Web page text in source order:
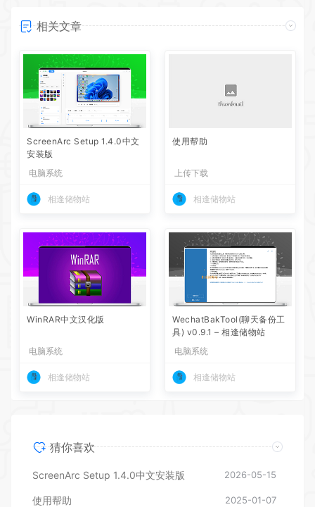
相关文章
ScreenArc Setup 1.4.0中文
安装版
电脑系统
相逢储物站
使用帮助
上传下载
相逢储物站
WinRAR中文汉化版
电脑系统
相逢储物站
WechatBakTool(聊天备份工
具) v0.9.1 – 相逢储物站
电脑系统
相逢储物站
猜你喜欢
ScreenArc Setup 1.4.0中文安装版 2026-05-15
使用帮助 2025-01-07